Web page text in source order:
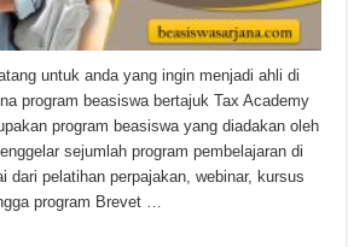
untuk anda yang ingin menjadi ahli di
program beasiswa bertajuk Tax Academy
program beasiswa yang diadakan oleh
sejumlah program pembelajaran di
dari pelatihan perpajakan, webinar, kursus
program Brevet …